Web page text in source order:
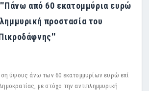
από 60 εκατομμύρια ευρώ
προστασία του
ύψους άνω των 60 εκατομμυρίων ευρώ επί
με στόχο την αντιπλημμυρική